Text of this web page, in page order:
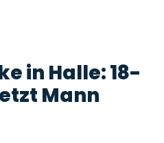
in Halle: 18-
Mann